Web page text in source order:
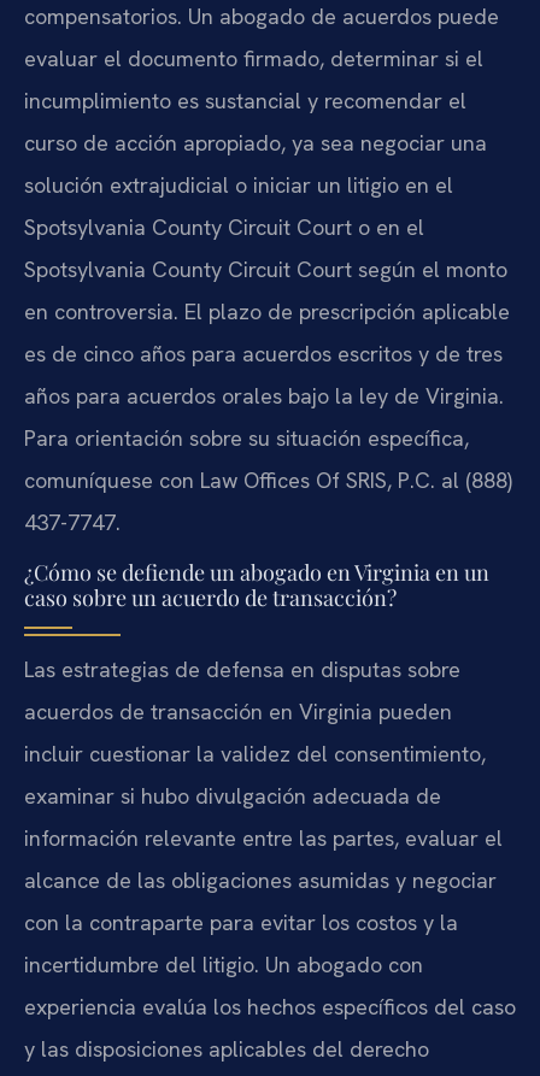
compensatorios. Un abogado de acuerdos puede
evaluar el documento firmado, determinar si el
incumplimiento es sustancial y recomendar el
curso de acción apropiado, ya sea negociar una
solución extrajudicial o iniciar un litigio en el
Spotsylvania County Circuit Court o en el
Spotsylvania County Circuit Court según el monto
en controversia. El plazo de prescripción aplicable
es de cinco años para acuerdos escritos y de tres
años para acuerdos orales bajo la ley de Virginia.
Para orientación sobre su situación específica,
comuníquese con Law Offices Of SRIS, P.C. al (888)
437-7747.
¿Cómo se defiende un abogado en Virginia en un
caso sobre un acuerdo de transacción?
Las estrategias de defensa en disputas sobre
acuerdos de transacción en Virginia pueden
incluir cuestionar la validez del consentimiento,
examinar si hubo divulgación adecuada de
información relevante entre las partes, evaluar el
alcance de las obligaciones asumidas y negociar
con la contraparte para evitar los costos y la
incertidumbre del litigio. Un abogado con
experiencia evalúa los hechos específicos del caso
y las disposiciones aplicables del derecho